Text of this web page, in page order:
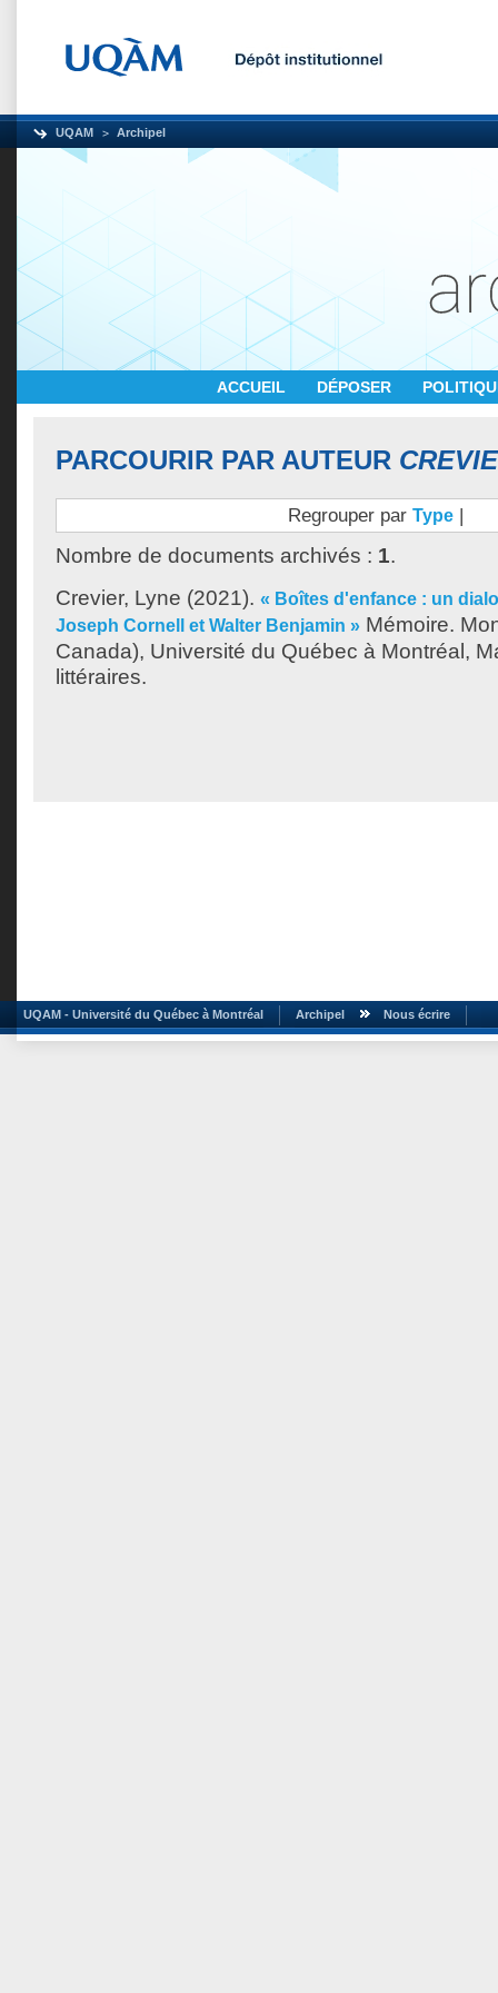
UQAM Archipel
ACCUEIL DÉPOSER
PARCOURIR PAR AUTEUR
Regrouper par Type |
Nombre de documents archivés : 1.
Crevier, Lyne (2021). « Boîtes d'enfance : un
Joseph Cornell et Walter Benjamin » Mémoire.
Canada), Université du Québec à Montréal,
littéraires.
UQAM - Université du Québec à Montréal Archipel Nous écrire